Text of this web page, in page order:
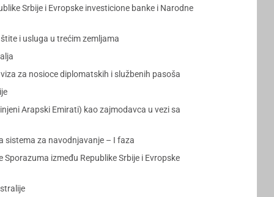
Srbije i Evropske investicione banke i Narodne
i usluga u trećim zemljama
za nosioce diplomatskih i službenih pasoša
Arapski Emirati) kao zajmodavca u vezi sa
sistema za navodnjavanje – I faza
između Republike Srbije i Evropske